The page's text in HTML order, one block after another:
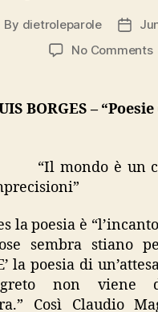
By dietroleparole
Post
date
No Commentson
BORGES –
“Il mondo è un
la poesia è
sembra stiano
la poesia di
non viene
Così Claudio